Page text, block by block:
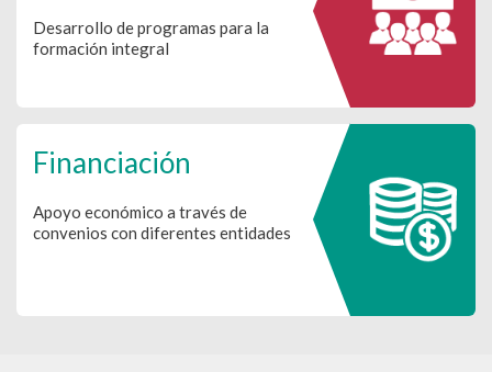
Desarrollo de programas para la
formación integral
Financiación
Apoyo económico a través de
convenios con diferentes entidades